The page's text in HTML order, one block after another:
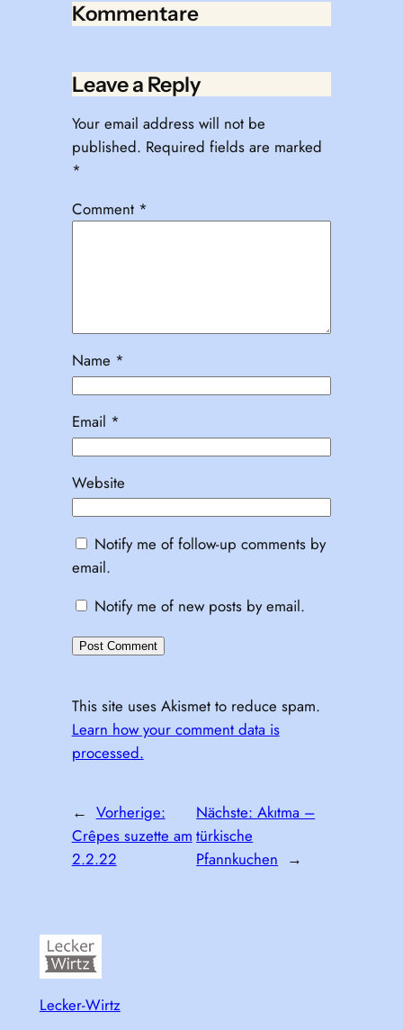
Kommentare
Leave a Reply
Your email address will not be
published. Required fields are marked
*
Comment *
Name *
Email *
Website
Notify me of follow-up comments by
email.
Notify me of new posts by email.
This site uses Akismet to reduce spam.
Learn how your comment data is
processed.
← Vorherige:
Crêpes suzette am
2.2.22
Nächste:Akıtma –
türkische
Pfannkuchen →
Lecker-Wirtz